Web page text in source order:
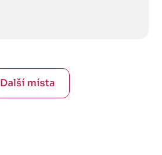
Další místa